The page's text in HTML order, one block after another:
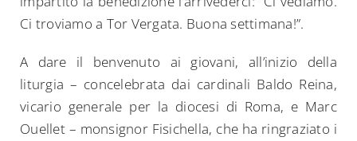
Ci troviamo a Tor Vergata. Buona settimana!”.
A dare il benvenuto ai giovani, all’inizio della
liturgia – concelebrata dai cardinali Baldo Reina,
vicario generale per la diocesi di Roma, e Marc
Ouellet – monsignor Fisichella, che ha ringraziato i